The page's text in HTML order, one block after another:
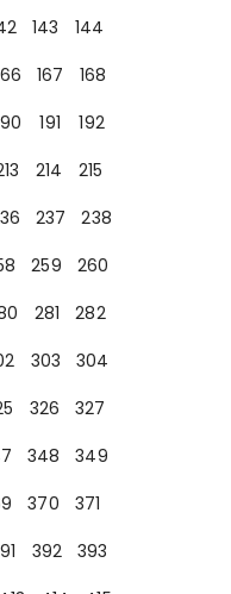
143
144
167
168
191
192
214
215
237
238
259
260
281
282
303
304
326
327
348
349
370
371
392
393